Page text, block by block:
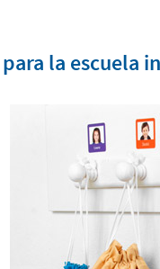
la escuela